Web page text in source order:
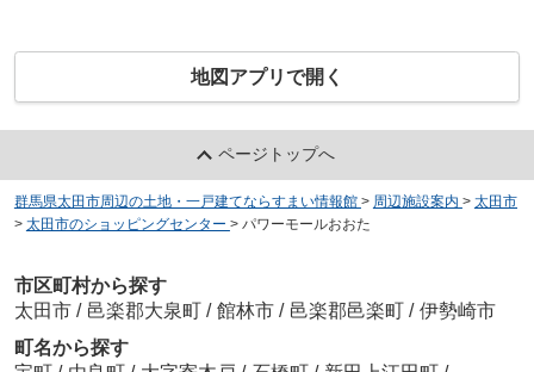
地図アプリで開く
ページトップへ
群馬県太田市周辺の土地・一戸建てならすまい情報館 > 周辺施設案内 > 太田市
> 太田市のショッピングセンター > パワーモールおおた
市区町村から探す
太田市 / 邑楽郡大泉町 / 館林市 / 邑楽郡邑楽町 / 伊勢崎市
町名から探す